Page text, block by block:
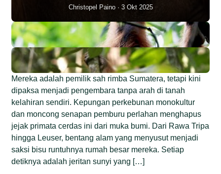
Christopel Paino 3 Okt 2025
Mereka adalah pemilik sah rimba Sumatera, tetapi kini
dipaksa menjadi pengembara tanpa arah di tanah
kelahiran sendiri. Kepungan perkebunan monokultur
dan moncong senapan pemburu perlahan menghapus
jejak primata cerdas ini dari muka bumi. Dari Rawa Tripa
hingga Leuser, bentang alam yang menyusut menjadi
saksi bisu runtuhnya rumah besar mereka. Setiap
detiknya adalah jeritan sunyi yang […]